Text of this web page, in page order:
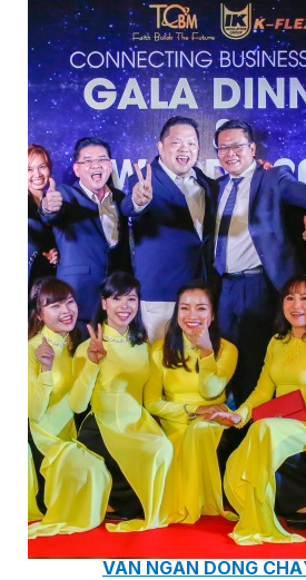
VAN NGẮT
VAN CỔNG
VAN BI
VAN BƯỚM
VAN CẦU
VAN ĐIỀU CHỈNH ÁP
VAN ĐIỆN 2 NGÃ
VAN ĐIỆN TỪ ĐÓNG MỞ
VAN MỘT CHIỀU
VAN ĐIỀU KHIỂN TỰ
VAN NGĂN DÒNG